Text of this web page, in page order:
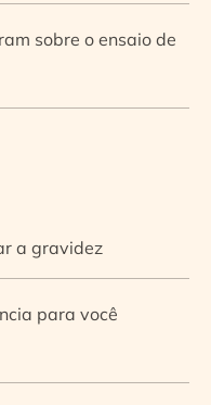
sobre o ensaio de
a gravidez
para você